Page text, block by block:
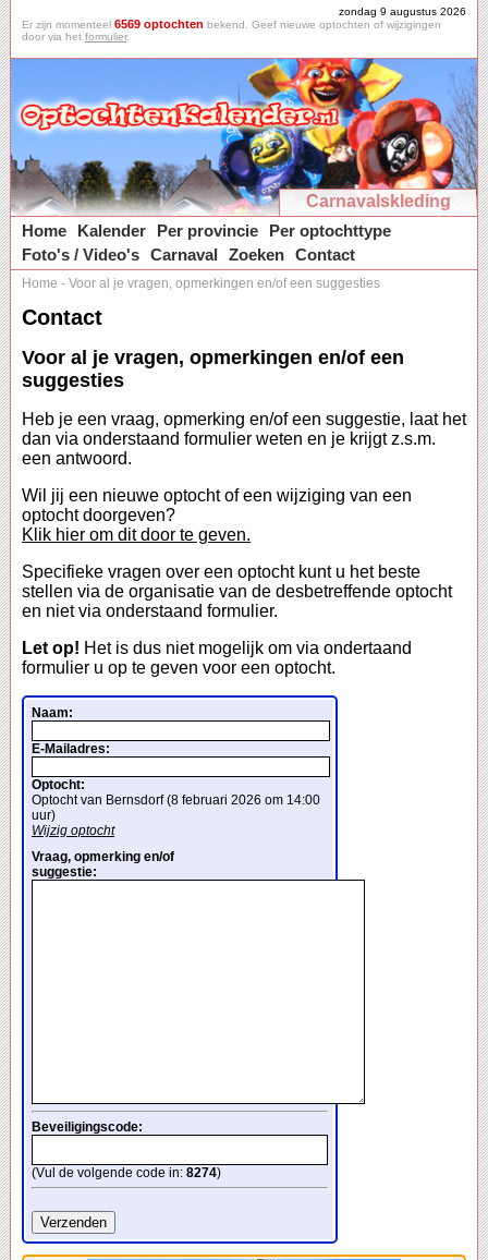
zondag 9 augustus 2026
Er zijn momenteel 6569 optochten bekend. Geef nieuwe optochten of wijzigingen
door via het formulier.
Carnavalskleding
Home
Kalender Per provincie
Per optochttype
Foto's / Video's Carnaval Zoeken Contact
Home - Voor al je vragen, opmerkingen en/of een suggesties
Contact
Voor al je vragen, opmerkingen en/of een
suggesties
Heb je een vraag, opmerking en/of een suggestie, laat het
dan via onderstaand formulier weten en je krijgt z.s.m.
een antwoord.
Wil jij een nieuwe optocht of een wijziging van een
optocht doorgeven?
Klik hier om dit door te geven.
Specifieke vragen over een optocht kunt u het beste
stellen via de organisatie van de desbetreffende optocht
en niet via onderstaand formulier.
Let op! Het is dus niet mogelijk om via ondertaand
formulier u op te geven voor een optocht.
Naam:
E-Mailadres:
Optocht:
Optocht van Bernsdorf (8 februari 2026 om 14:00
uur)
Wijzig optocht
Vraag, opmerking en/of
suggestie:
Beveiligingscode:
(Vul de volgende code in: 8274)